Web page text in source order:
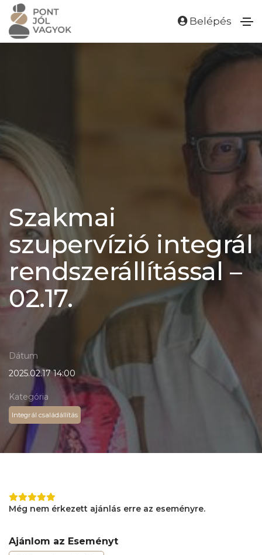
Belépés
Szakmai
szupervízió integrál
rendszerállítással –
02.17.
Dátum
2025.02.17 14:00
Kategória
Integrál családállítás
Még nem érkezett ajánlás erre az eseményre.
Ajánlom az Eseményt